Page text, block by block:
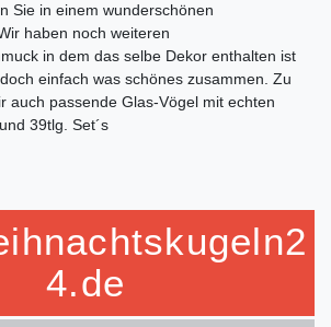
Sie in einem wunderschönen
haben noch weiteren
in dem das selbe Dekor enthalten ist
einfach was schönes zusammen. Zu
auch passende Glas-Vögel mit echten
39tlg. Set´s
4.de